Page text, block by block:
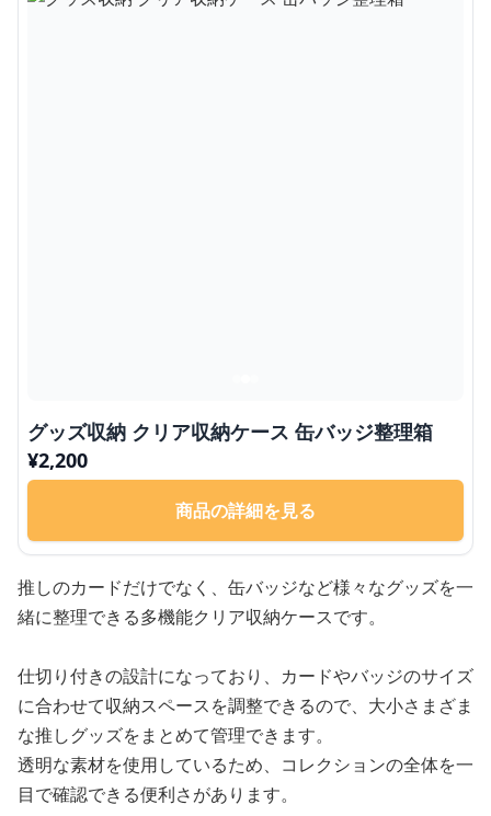
グッズ収納 クリア収納ケース 缶バッジ整理箱
¥2,200
商品の詳細を見る
推しのカードだけでなく、缶バッジなど様々なグッズを一
緒に整理できる多機能クリア収納ケースです。
仕切り付きの設計になっており、カードやバッジのサイズ
に合わせて収納スペースを調整できるので、大小さまざま
な推しグッズをまとめて管理できます。
透明な素材を使用しているため、コレクションの全体を一
目で確認できる便利さがあります。